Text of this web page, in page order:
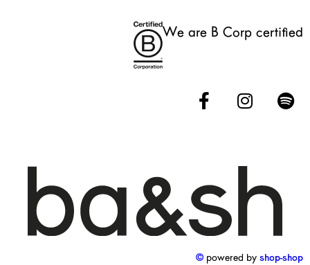
We are B Corp certified
powered by shop-shop ©️